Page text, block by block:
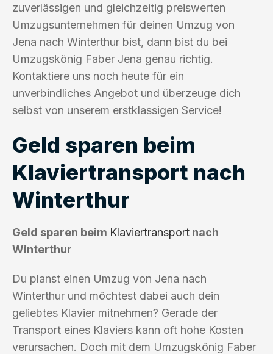
zuverlässigen und gleichzeitig preiswerten
Umzugsunternehmen für deinen Umzug von
Jena nach Winterthur bist, dann bist du bei
Umzugskönig Faber Jena genau richtig.
Kontaktiere uns noch heute für ein
unverbindliches Angebot und überzeuge dich
selbst von unserem erstklassigen Service!
Geld sparen beim
Klaviertransport nach
Winterthur
Geld sparen beim Klaviertransport nach
Winterthur
Du planst einen Umzug von Jena nach
Winterthur und möchtest dabei auch dein
geliebtes Klavier mitnehmen? Gerade der
Transport eines Klaviers kann oft hohe Kosten
verursachen. Doch mit dem Umzugskönig Faber